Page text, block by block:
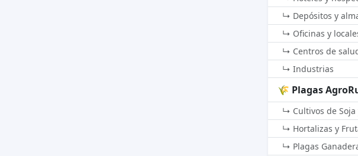
↳ Depósitos y
↳ Oficinas y
↳ Centros de
↳ Industrias
🌾 Plagas
↳ Cultivos de Soja
↳ Hortalizas y
↳ Plagas